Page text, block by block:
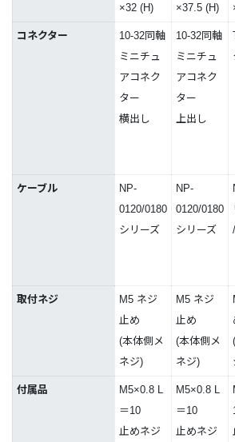
×32 (H)
×37.5 (H)
コネクター
10-32同軸
ミニチュ
アコネク
ター
横出し
10-32同軸
ミニチュ
アコネク
ター
上出し
ケーブル
NP-
0120/0180
シリーズ
NP-
0120/0180
シリーズ
取付ネジ
M5 ネジ
止め
(本体側メ
ネジ)
M5 ネジ
止め
(本体側メ
ネジ)
付属品
M5×0.8 L
＝10
止めネジ
M5×0.8 L
＝10
止めネジ